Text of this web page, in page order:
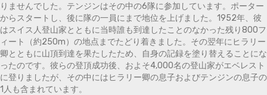
りませんでした。テンジンはその中の6隊に参加しています。ポーター
からスタートし、後に隊の一員にまで地位を上げました。1952年、彼
はスイス人登山家とともに当時誰も到達したことのなかった残り800フ
ィート（約250m）の地点までたどり着きました。その翌年にヒラリー
卿とともに山頂到達を果たしたため、自身の記録を塗り替えることにな
ったのです。彼らの登頂成功後、およそ4,000名の登山家がエベレスト
に登りましたが、その中にはヒラリー卿の息子およびテンジンの息子の
1人も含まれています。